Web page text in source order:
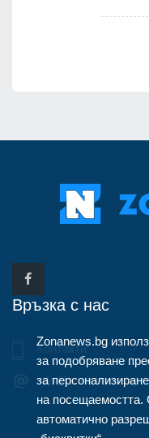
Връзка с нас
Контакти
info@zonanews.bg
Zonanews.bg
за подобряване
за
на посещаемостта.
автоматично